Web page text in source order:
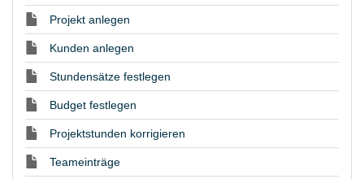
Projekt anlegen
Kunden anlegen
Stundensätze festlegen
Budget festlegen
Projektstunden korrigieren
Teameinträge